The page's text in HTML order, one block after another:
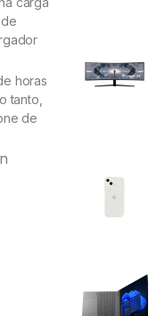
horas
tanto,
de